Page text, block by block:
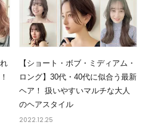
【ショート・ボブ・ミディアム・
ロング】30代・40代に似合う最新
ヘア！ 扱いやすいマルチな大人
のヘアスタイル
2022.12.25